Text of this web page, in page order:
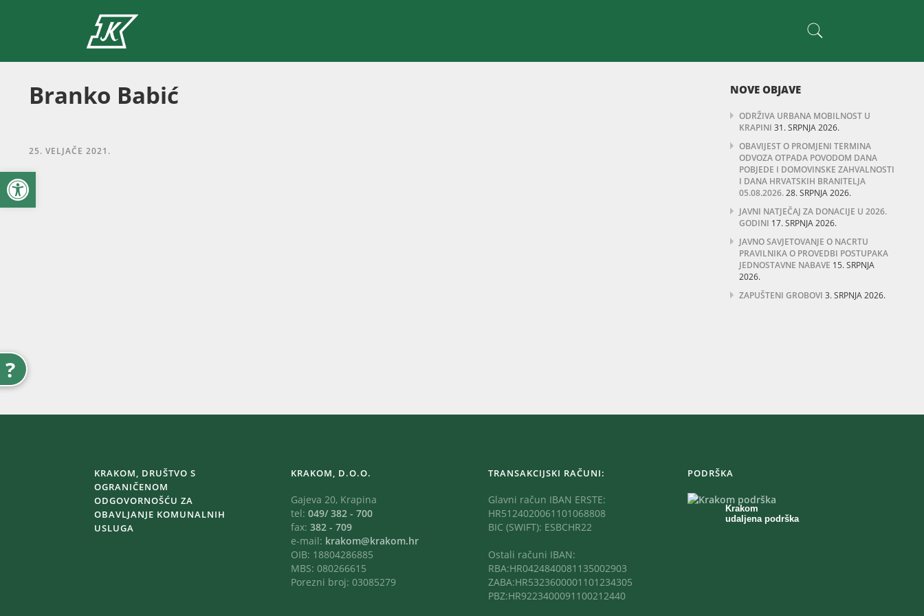
Open toolbar
?
Branko Babić
25. VELJAČE 2021.
NOVE OBJAVE
ODRŽIVA URBANA MOBILNOST U
KRAPINI 31. SRPNJA 2026.
OBAVIJEST O PROMJENI TERMINA
ODVOZA OTPADA POVODOM DANA
POBJEDE I DOMOVINSKE ZAHVALNOSTI
I DANA HRVATSKIH BRANITELJA
05.08.2026.28. SRPNJA 2026.
JAVNI NATJEČAJ ZA DONACIJE U 2026.
GODINI 17. SRPNJA 2026.
JAVNO SAVJETOVANJE O NACRTU
PRAVILNIKA O PROVEDBI POSTUPAKA
JEDNOSTAVNE NABAVE 15. SRPNJA
2026.
ZAPUŠTENI GROBOVI 3. SRPNJA 2026.
KRAKOM, DRUŠTVO S
OGRANIČENOM
ODGOVORNOŠĆU ZA
OBAVLJANJE KOMUNALNIH
USLUGA
KRAKOM, D.O.O.
Gajeva 20, Krapina
tel: 049/ 382 - 700
fax: 382 - 709
e-mail: krakom@krakom.hr
OIB: 18804286885
MBS: 080266615
Porezni broj: 03085279
TRANSAKCIJSKI RAČUNI:
Glavni račun IBAN ERSTE:
HR5124020061101068808
BIC (SWIFT): ESBCHR22
Ostali računi IBAN:
RBA:HR0424840081135002903
ZABA:HR5323600001101234305
PBZ:HR9223400091100212440
PODRŠKA
Krakom
udaljena podrška